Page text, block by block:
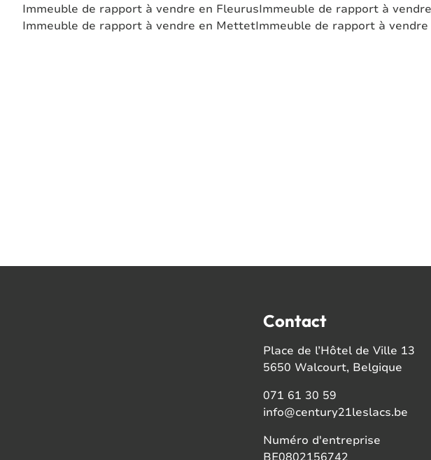
Immeuble de rapport à vendre en FleurusImmeuble de rapport à
Immeuble de rapport à vendre en MettetImmeuble de rapport à
Contact
Place de l’Hôtel de Ville 13
5650 Walcourt, Belgique
071 61 30 59
info@century21leslacs.be
Numéro d'entreprise
BE0802156742